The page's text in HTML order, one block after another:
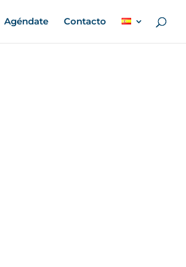
Agéndate Contacto